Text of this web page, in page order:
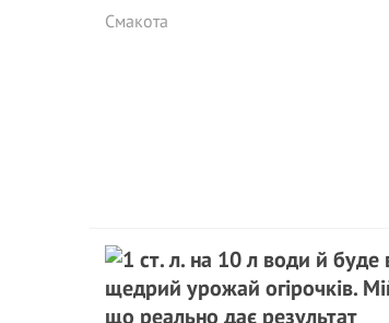
Смакота